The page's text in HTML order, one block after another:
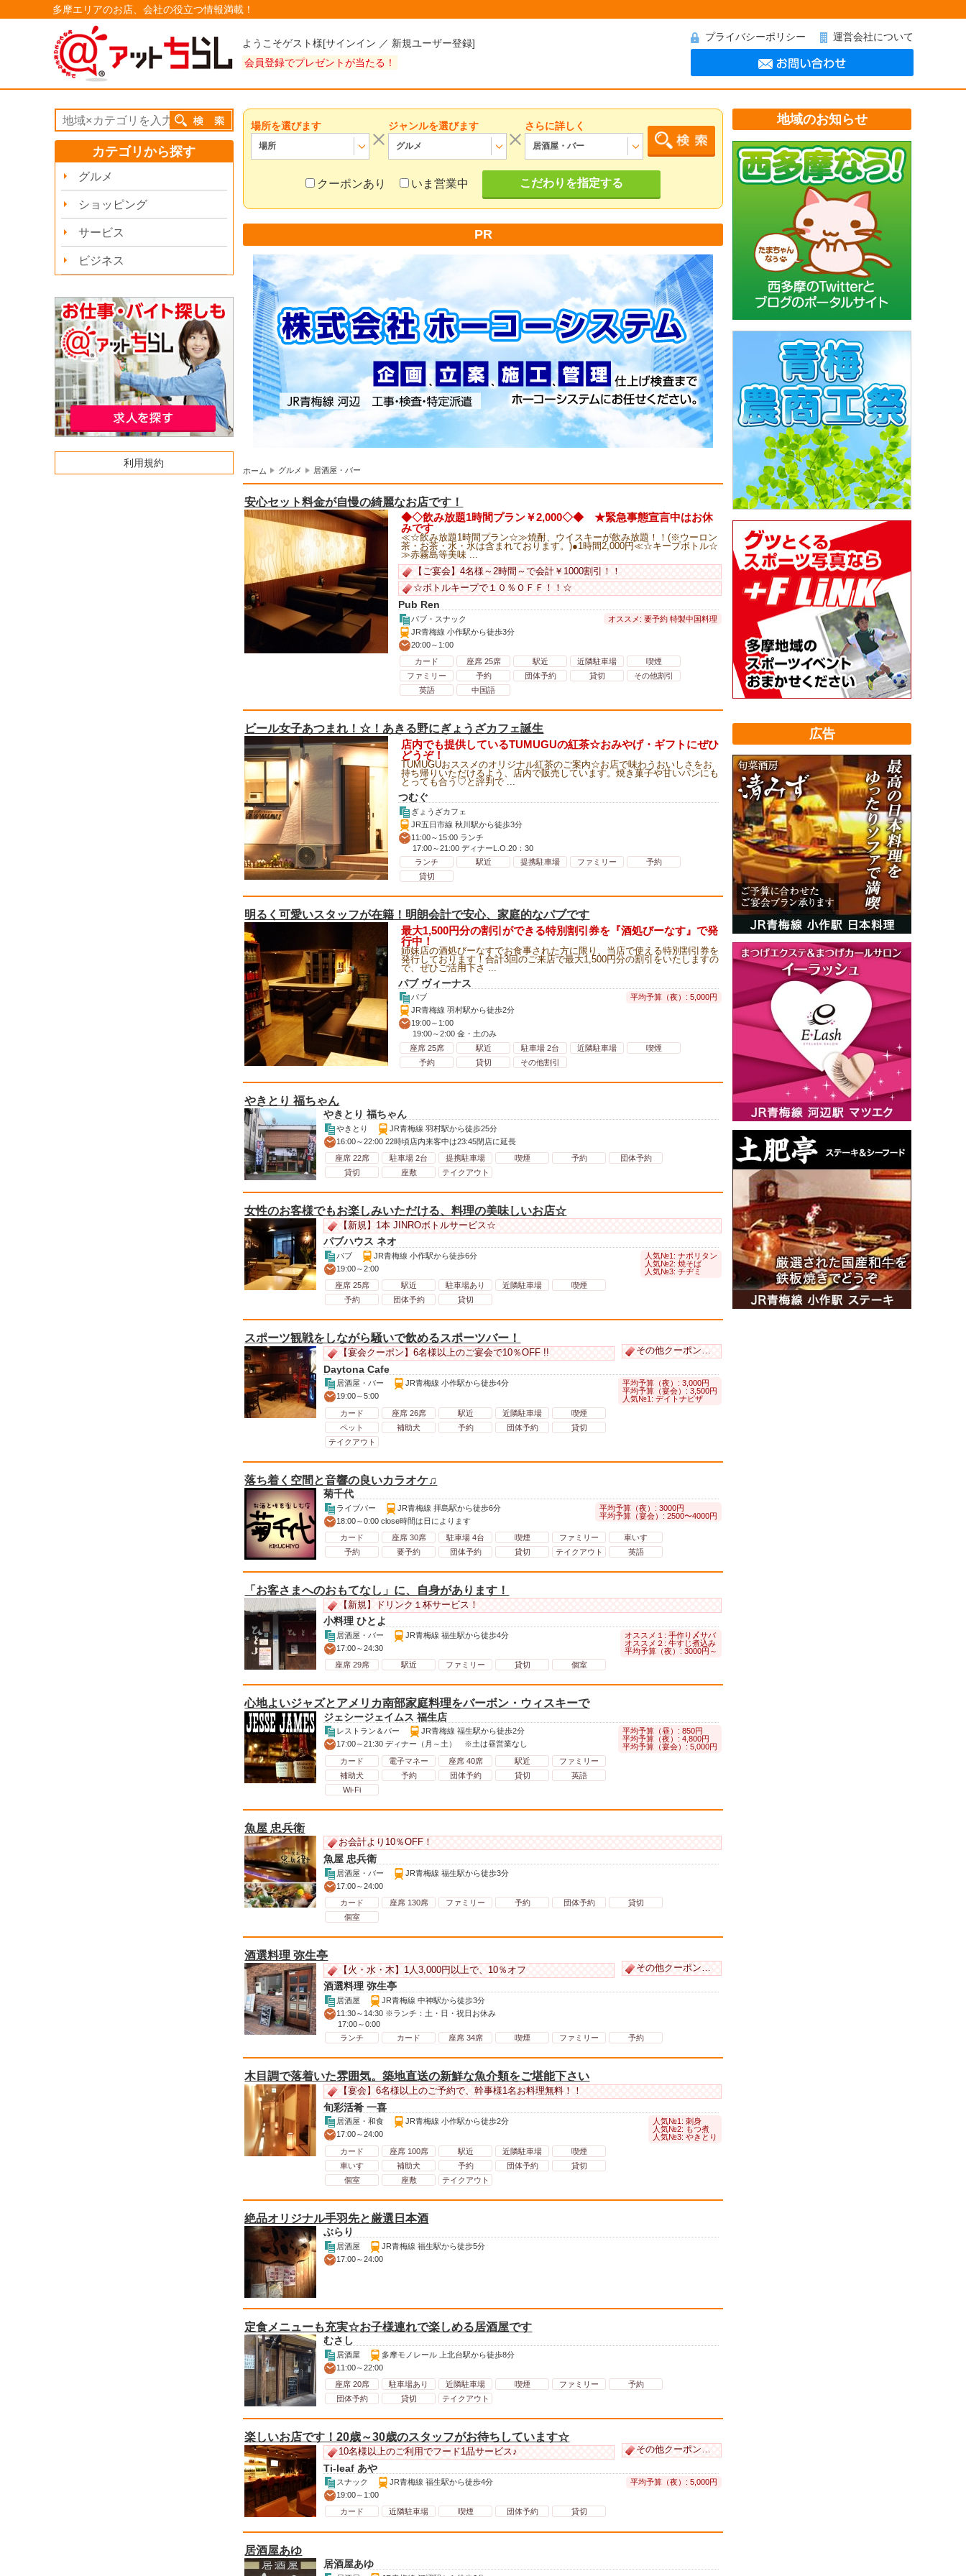
多摩エリアのお店、会社の役立つ情報満載！
ようこそゲスト様[サインイン ／ 新規ユーザー登録]
会員登録でプレゼントが当たる！
プライバシーポリシー 運営会社について
場所を選びます
場所
ジャンルを選びます
グルメ
さらに詳しく
居酒屋・バー
クーポンあり いま営業中 こだわりを指定する
PR
ホーム グルメ 居酒屋・バー
安心セット料金が自慢の綺麗なお店です！
◆◇飲み放題1時間プラン￥2,000◇◆ ★緊急事態宣言中はお休
みです
≪☆飲み放題1時間プラン☆≫焼酎、ウイスキーが飲み放題！！(※ウーロン
茶・お茶・水・氷は含まれております。)●1時間2,000円≪☆キープボトル☆
≫赤霧島等美味 ...
【ご宴会】4名様～2時間～で会計￥1000割引！！
☆ボトルキープで１０％ＯＦＦ！！☆
Pub Ren
オススメ: 要予約 特製中国料理
パブ・スナック
JR青梅線 小作駅から徒歩3分
20:00～1:00
カード
座席 25席 駅近 近隣駐車場
喫煙
ファミリー
予約 団体予約 貸切
その他割引
英語
中国語
ビール女子あつまれ！☆！あきる野にぎょうざカフェ誕生
店内でも提供しているTUMUGUの紅茶☆おみやげ・ギフトにぜひ
どうぞ！
TUMUGUおススメのオリジナル紅茶のご案内☆お店で味わうおいしさをお
持ち帰りいただけるよう、店内で販売しています。焼き菓子や甘いパンにも
とっても合う♡と評判で ...
つむぐ
ぎょうざカフェ
JR五日市線 秋川駅から徒歩3分
11:00～15:00 ランチ
17:00～21:00 ディナーL.O.20：30
ランチ
駅近 提携駐車場 ファミリー
予約
貸切
明るく可愛いスタッフが在籍！明朗会計で安心、家庭的なパブです
最大1,500円分の割引ができる特別割引券を『酒処びーなす』で発
行中！
姉妹店の酒処びーなすでお食事された方に限り、当店で使える特別割引券を
発行しております！合計3回のご来店で最大1,500円分の割引をいたしますの
で、ぜひご活用下さ ...
パブ ヴィーナス
平均予算（夜）: 5,000円
パブ
JR青梅線 羽村駅から徒歩2分
19:00～1:00
19:00～2:00 金・土のみ
座席 25席
駅近 駐車場 2台 近隣駐車場
喫煙
予約
貸切 その他割引
やきとり 福ちゃん
やきとり 福ちゃん
やきとり
JR青梅線 羽村駅から徒歩25分
16:00～22:00 22時頃店内来客中は23:45閉店に延長
座席 22席
駐車場 2台 提携駐車場 喫煙 予約
団体予約
貸切
座敷 テイクアウト
女性のお客様でもお楽しみいただける、料理の美味しいお店☆
【新規】1本 JINROボトルサービス☆
パブハウス ネオ
人気№1: ナポリタン
人気№2: 焼そば
人気№3: チヂミ
パブ
JR青梅線 小作駅から徒歩6分
19:00～2:00
座席 25席
駅近 駐車場あり 近隣駐車場
喫煙
予約
団体予約 貸切
スポーツ観戦をしながら騒いで飲めるスポーツバー！
【宴会クーポン】6名様以上のご宴会で10％OFF !! その他クーポンあり
Daytona Cafe
平均予算（夜）: 3,000円
平均予算（宴会）: 3,500円
人気№1: デイトナピザ
居酒屋・バー
JR青梅線 小作駅から徒歩4分
19:00～5:00
カード
座席 26席 駅近 近隣駐車場
喫煙
ペット
補助犬 予約 団体予約
貸切
テイクアウト
落ち着く空間と音響の良いカラオケ♫
菊千代
平均予算（夜）: 3000円
平均予算（宴会）: 2500〜4000円
ライブバー
JR青梅線 拝島駅から徒歩6分
18:00～0:00 close時間は日によります
カード
座席 30席 駐車場 4台 喫煙 ファミリー
車いす
予約
要予約 団体予約 貸切 テイクアウト 英語
「お客さまへのおもてなし」に、自身があります！
【新規】ドリンク１杯サービス！
小料理 ひとよ
オススメ１: 手作り〆サバ
オススメ２: 牛すじ煮込み
平均予算（夜）: 3000円～
居酒屋・バー
JR青梅線 福生駅から徒歩4分
17:00～24:30
座席 29席
駅近 ファミリー 貸切 個室
心地よいジャズとアメリカ南部家庭料理をバーボン・ウィスキーで
ジェシージェイムス 福生店
平均予算（昼）: 850円
平均予算（夜）: 4,800円
平均予算（宴会）: 5,000円
レストラン＆バー
JR青梅線 福生駅から徒歩2分
17:00～21:30 ディナー（月～土） ※土は昼営業なし
カード
電子マネー 座席 40席 駅近
ファミリー
補助犬
予約 団体予約 貸切
英語
Wi-Fi
魚屋 忠兵衛
お会計より10％OFF！
魚屋 忠兵衛
居酒屋・バー
JR青梅線 福生駅から徒歩3分
17:00～24:00
カード
座席 130席 ファミリー 予約 団体予約
貸切
個室
酒選料理 弥生亭
【火・水・木】1人3,000円以上で、10％オフ その他クーポンあり
酒選料理 弥生亭
居酒屋
JR青梅線 中神駅から徒歩3分
11:30～14:30 ※ランチ：土・日・祝日お休み
17:00～0:00
ランチ
カード 座席 34席 喫煙 ファミリー 予約
木目調で落着いた雰囲気。築地直送の新鮮な魚介類をご堪能下さい
【宴会】6名様以上のご予約で、幹事様1名お料理無料！！
旬彩活肴 一喜
人気№1: 刺身
人気№2: もつ煮
人気№3: やきとり
居酒屋・和食
JR青梅線 小作駅から徒歩2分
17:00～24:00
カード
座席 100席 駅近 近隣駐車場
喫煙
車いす
補助犬 予約 団体予約
貸切
個室
座敷 テイクアウト
絶品オリジナル手羽先と厳選日本酒
ぶらり
居酒屋
JR青梅線 福生駅から徒歩5分
17:00～24:00
定食メニューも充実☆お子様連れで楽しめる居酒屋です
むさし
居酒屋
多摩モノレール 上北台駅から徒歩8分
11:00～22:00
座席 20席
駐車場あり 近隣駐車場 喫煙 ファミリー
予約
団体予約
貸切 テイクアウト
楽しいお店です！20歳～30歳のスタッフがお待ちしています☆
10名様以上のご利用でフード1品サービス♪ その他クーポンあり
Ti-leaf あや
平均予算（夜）: 5,000円
スナック
JR青梅線 福生駅から徒歩4分
19:00～1:00
カード
近隣駐車場 喫煙 団体予約 貸切
居酒屋あゆ
居酒屋あゆ
カテゴリから探す
グルメ
ショッピング
サービス
ビジネス
利用規約
地域のお知らせ
広告